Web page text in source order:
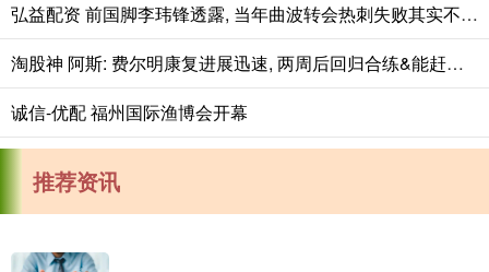
弘益配资 前国脚李玮锋透露, 当年曲波转会热刺失败其实不是能力问题。
淘股神 阿斯: 费尔明康复进展迅速, 两周后回归合练&能赶上西甲首轮
诚信-优配 福州国际渔博会开幕
推荐资讯